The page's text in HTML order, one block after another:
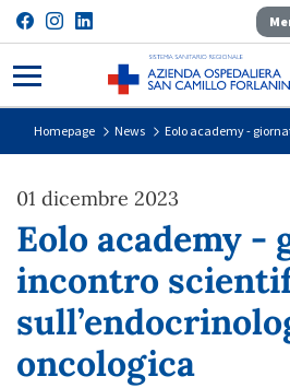
Eolo academy -
Homepage News
01 dicembre 2023
Eolo academy -
incontro
oncologica